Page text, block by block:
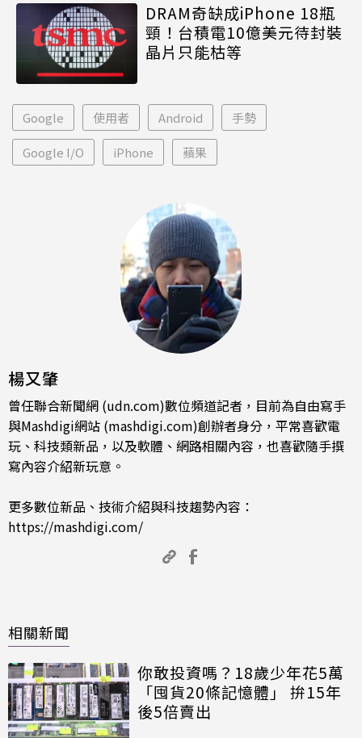
DRAM奇缺成iPhone 18瓶
頸！台積電10億美元待封裝
晶片只能枯等
Google 使用者 Android 手勢
Google I/O iPhone 蘋果
楊又肇
曾任聯合新聞網 (udn.com)數位頻道記者，目前為自由寫手
與Mashdigi網站 (mashdigi.com)創辦者身分，平常喜歡電
玩、科技類新品，以及軟體、網路相關內容，也喜歡隨手撰
寫內容介紹新玩意。
更多數位新品、技術介紹與科技趨勢內容：
https://mashdigi.com/
相關新聞
你敢投資嗎？18歲少年花5萬
「囤貨20條記憶體」 拚15年
後5倍賣出